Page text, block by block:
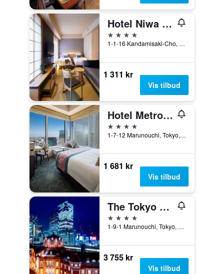
Hotel Niwa Tokyo
4 stjerner
1-1-16 Kandamisaki-Cho, Chiyoda-ku, Tokyo, Japan
1 311 kr
Vis tilbud
Hotel Metropolitan Tokyo Marunouchi
4 stjerner
1-7-12 Marunouchi, Tokyo, Japan
1 681 kr
Vis tilbud
The Tokyo Station Hotel
4 stjerner
1-9-1 Marunouchi, Tokyo, Japan
3 755 kr
Vis tilbud